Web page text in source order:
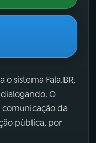
sistema Fala.BR,
O
comunicação da
pública, por